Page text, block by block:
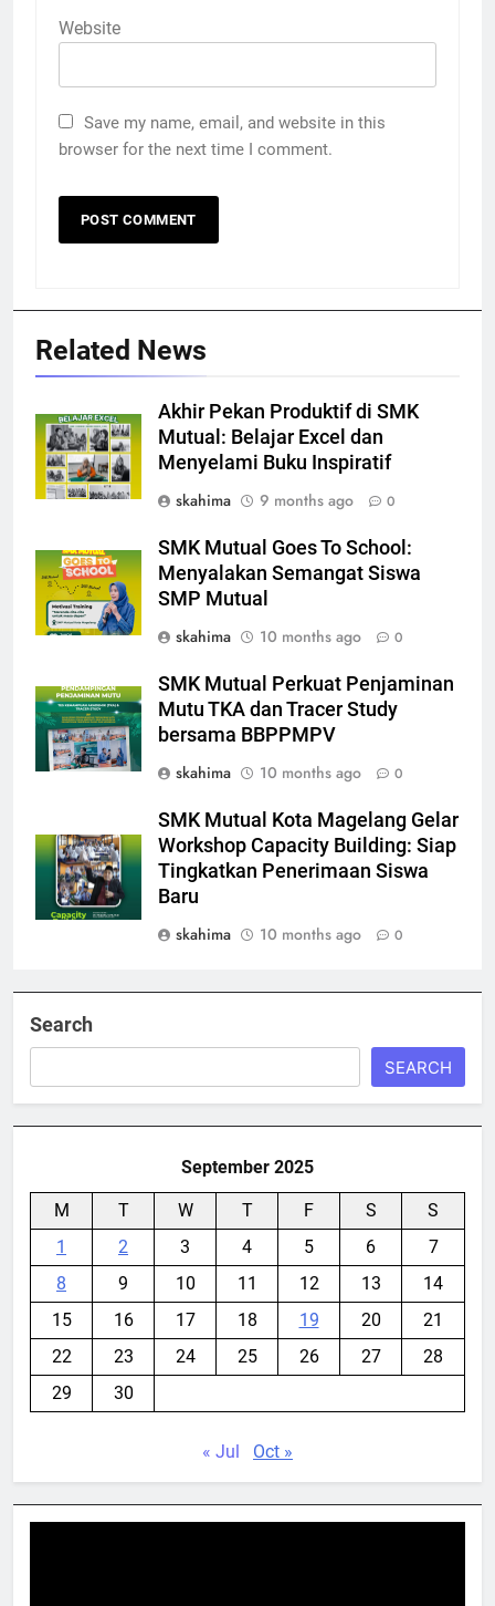
Website
Save my name, email, and website in this
browser for the next time I comment.
Related News
Akhir Pekan Produktif di SMK
Mutual: Belajar Excel dan
Menyelami Buku Inspiratif
skahima
9 months ago 0
SMK Mutual Goes To School:
Menyalakan Semangat Siswa
SMP Mutual
skahima
10 months ago 0
SMK Mutual Perkuat Penjaminan
Mutu TKA dan Tracer Study
bersama BBPPMPV
skahima
10 months ago 0
SMK Mutual Kota Magelang Gelar
Workshop Capacity Building: Siap
Tingkatkan Penerimaan Siswa
Baru
skahima
10 months ago 0
Search
SEARCH
September 2025
M T W T F S
S
1
2 3 4 5 6
7
8
9 10 11 12 13
14
15
16 17 18 19 20
21
22
23 24 25 26 27
28
29
30
« Jul Oct »